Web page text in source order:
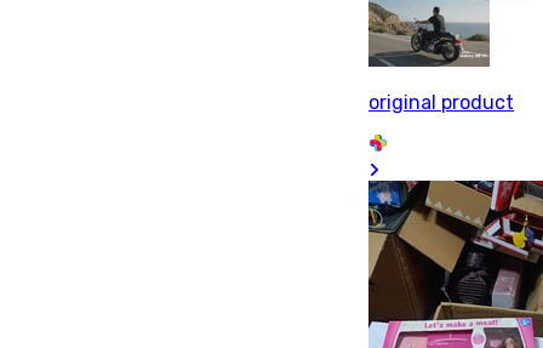
original product